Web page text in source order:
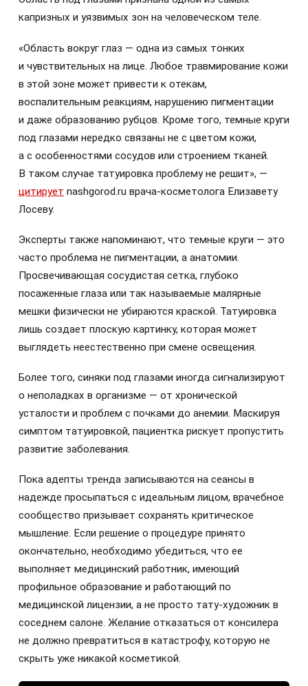
капризных и уязвимых зон на человеческом теле.
«Область вокруг глаз — одна из самых тонких
и чувствительных на лице. Любое травмирование кожи
в этой зоне может привести к отекам,
воспалительным реакциям, нарушению пигментации
и даже образованию рубцов. Кроме того, темные круги
под глазами нередко связаны не с цветом кожи,
а с особенностями сосудов или строением тканей.
В таком случае татуировка проблему не решит», —
цитирует nashgorod.ru врача-косметолога Елизавету
Лосеву.
Эксперты также напоминают, что темные круги — это
часто проблема не пигментации, а анатомии.
Просвечивающая сосудистая сетка, глубоко
посаженные глаза или так называемые малярные
мешки физически не убираются краской. Татуировка
лишь создает плоскую картинку, которая может
выглядеть неестественно при смене освещения.
Более того, синяки под глазами иногда сигнализируют
о неполадках в организме — от хронической
усталости и проблем с почками до анемии. Маскируя
симптом татуировкой, пациентка рискует пропустить
развитие заболевания.
Пока адепты тренда записываются на сеансы в
надежде просыпаться с идеальным лицом, врачебное
сообщество призывает сохранять критическое
мышление. Если решение о процедуре принято
окончательно, необходимо убедиться, что ее
выполняет медицинский работник, имеющий
профильное образование и работающий по
медицинской лицензии, а не просто тату-художник в
соседнем салоне. Желание отказаться от консилера
не должно превратиться в катастрофу, которую не
скрыть уже никакой косметикой.